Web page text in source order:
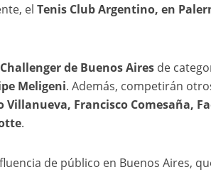
el Tenis Club Argentino, en
Challenger de Buenos Airesde
Meligeni. Además, competirán
Villanueva, Francisco Comesaña,
.
de público en Buenos Aires,